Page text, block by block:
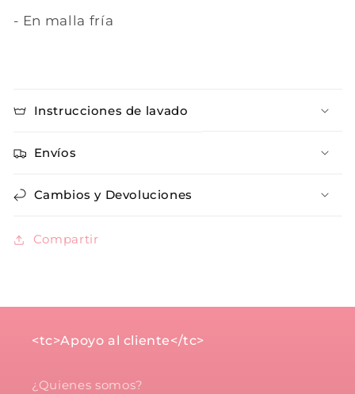
- En malla fría
Instrucciones de lavado
Envíos
Cambios y Devoluciones
Compartir
<tc>Apoyo al cliente</tc>
¿Quienes somos?